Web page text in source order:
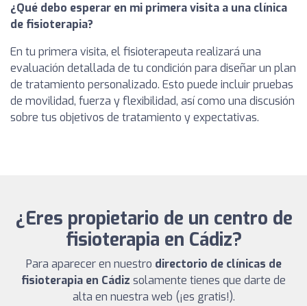
¿Qué debo esperar en mi primera visita a una clínica
de fisioterapia?
En tu primera visita, el fisioterapeuta realizará una
evaluación detallada de tu condición para diseñar un plan
de tratamiento personalizado. Esto puede incluir pruebas
de movilidad, fuerza y flexibilidad, así como una discusión
sobre tus objetivos de tratamiento y expectativas.
¿Eres propietario de un centro de
fisioterapia en Cádiz?
Para aparecer en nuestro directorio de clínicas de
fisioterapia en Cádiz solamente tienes que darte de
alta en nuestra web (¡es gratis!).